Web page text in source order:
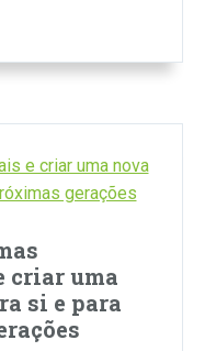
criar uma
si e para